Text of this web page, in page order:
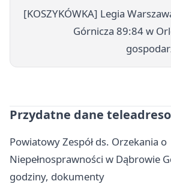
[KOSZYKÓWKA] Legia
Górnicza 89:84 w
Przydatne dane
Powiatowy Zespół ds. Orzekania o
Niepełnosprawności w Dąbrowie
godziny, dokumenty